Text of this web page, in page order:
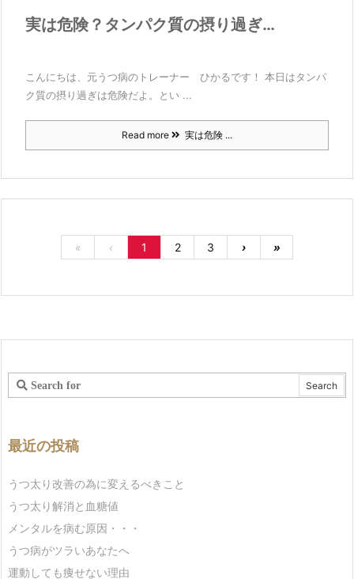
実は危険？タンパク質の摂り過ぎ…
こんにちは、元うつ病のトレーナー ひかるです！ 本日はタンパ
ク質の摂り過ぎは危険だよ。とい ...
Read more 実は危険 ...
« ‹ 1 2 3 › »
最近の投稿
うつ太り改善の為に変えるべきこと
うつ太り解消と血糖値
メンタルを病む原因・・・
うつ病がツラいあなたへ
運動しても痩せない理由